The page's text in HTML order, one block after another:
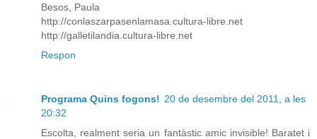
Besos, Paula
http://conlaszarpasenlamasa.cultura-libre.net
http://galletilandia.cultura-libre.net
Respon
Programa Quins fogons! 20 de desembre del 2011, a les
20:32
Escolta, realment seria un fantàstic amic invisible! Baratet i